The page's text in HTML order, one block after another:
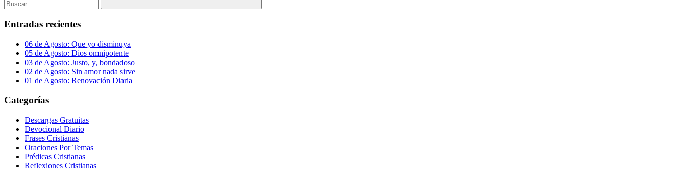
Buscar
Entradas recientes
06 de Agosto: Que yo disminuya
05 de Agosto: Dios omnipotente
03 de Agosto: Justo, y, bondadoso
02 de Agosto: Sin amor nada sirve
01 de Agosto: Renovación Diaria
Categorías
Descargas Gratuitas
Devocional Diario
Frases Cristianas
Oraciones Por Temas
Prédicas Cristianas
Reflexiones Cristianas